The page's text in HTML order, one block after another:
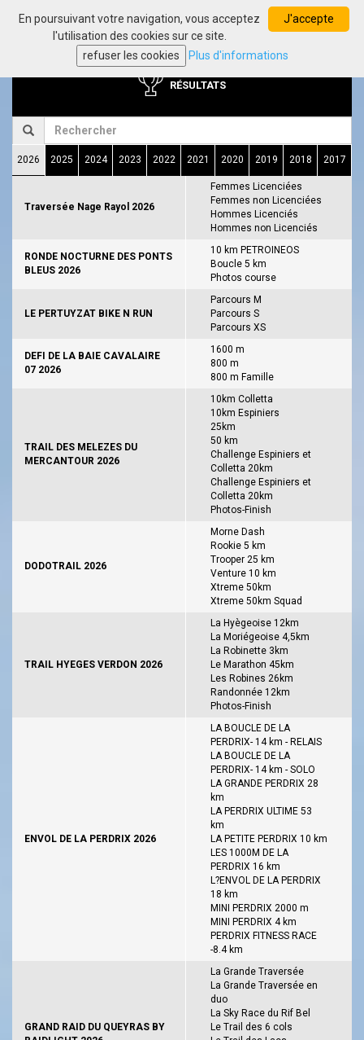
RÉSULTATS
2026 2025 2024 2023 2022 2021 2020 2019 2018 2017
Traversée Nage Rayol 2026
Femmes Licenciées
Femmes non Licenciées
Hommes Licenciés
Hommes non Licenciés
RONDE NOCTURNE DES PONTS
BLEUS 2026
10 km PETROINEOS
Boucle 5 km
Photos course
LE PERTUYZAT BIKE N RUN
Parcours M
Parcours S
Parcours XS
DEFI DE LA BAIE CAVALAIRE
07 2026
1600 m
800 m
800 m Famille
TRAIL DES MELEZES DU
MERCANTOUR 2026
10km Colletta
10km Espiniers
25km
50 km
Challenge Espiniers et
Colletta 20km
Challenge Espiniers et
Colletta 20km
Photos-Finish
DODOTRAIL 2026
Morne Dash
Rookie 5 km
Trooper 25 km
Venture 10 km
Xtreme 50km
Xtreme 50km Squad
TRAIL HYEGES VERDON 2026
La Hyègeoise 12km
La Moriégeoise 4,5km
La Robinette 3km
Le Marathon 45km
Les Robines 26km
Randonnée 12km
Photos-Finish
ENVOL DE LA PERDRIX 2026
LA BOUCLE DE LA
PERDRIX- 14 km - RELAIS
LA BOUCLE DE LA
PERDRIX- 14 km - SOLO
LA GRANDE PERDRIX 28
km
LA PERDRIX ULTIME 53
km
LA PETITE PERDRIX 10 km
LES 1000M DE LA
PERDRIX 16 km
L?ENVOL DE LA PERDRIX
18 km
MINI PERDRIX 2000 m
MINI PERDRIX 4 km
PERDRIX FITNESS RACE
-8.4 km
GRAND RAID DU QUEYRAS BY
La Grande Traversée
La Grande Traversée en
duo
La Sky Race du Rif Bel
Le Trail des 6 cols
J'accepte
En poursuivant votre navigation, vous acceptez
l'utilisation des cookies sur ce site.
refuser les cookies
Plus d'informations